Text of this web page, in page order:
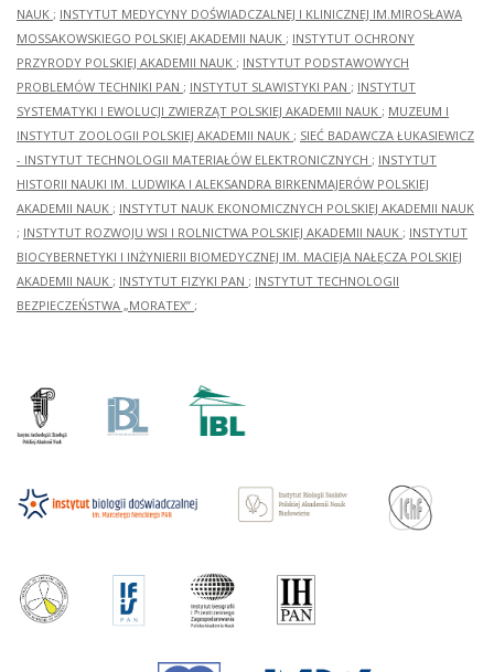
NAUK ; INSTYTUT MEDYCYNY DOŚWIADCZALNEJ I KLINICZNEJ IM.MIROSŁAWA
MOSSAKOWSKIEGO POLSKIEJ AKADEMII NAUK ; INSTYTUT OCHRONY
PRZYRODY POLSKIEJ AKADEMII NAUK ; INSTYTUT PODSTAWOWYCH
PROBLEMÓW TECHNIKI PAN ; INSTYTUT SLAWISTYKI PAN ; INSTYTUT
SYSTEMATYKI I EWOLUCJI ZWIERZĄT POLSKIEJ AKADEMII NAUK ; MUZEUM I
INSTYTUT ZOOLOGII POLSKIEJ AKADEMII NAUK ; SIEĆ BADAWCZA ŁUKASIEWICZ
- INSTYTUT TECHNOLOGII MATERIAŁÓW ELEKTRONICZNYCH ; INSTYTUT
HISTORII NAUKI IM. LUDWIKA I ALEKSANDRA BIRKENMAJERÓW POLSKIEJ
AKADEMII NAUK ; INSTYTUT NAUK EKONOMICZNYCH POLSKIEJ AKADEMII NAUK
; INSTYTUT ROZWOJU WSI I ROLNICTWA POLSKIEJ AKADEMII NAUK ; INSTYTUT
BIOCYBERNETYKI I INŻYNIERII BIOMEDYCZNEJ IM. MACIEJA NAŁĘCZA POLSKIEJ
AKADEMII NAUK ; INSTYTUT FIZYKI PAN ; INSTYTUT TECHNOLOGII
BEZPIECZEŃSTWA „MORATEX” ;